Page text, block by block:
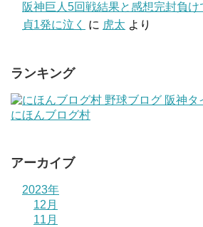
阪神巨人5回戦結果と感想完封負
貞1発に泣く
に 虎太 より
ランキング
にほんブログ村
アーカイブ
2023年
12月
11月